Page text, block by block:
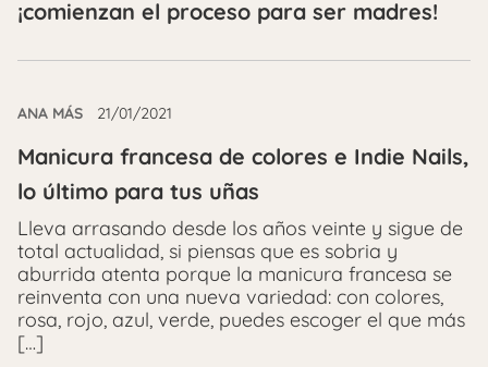
¡comienzan el proceso para ser madres!
ANA MÁS 21/01/2021
Manicura francesa de colores e Indie Nails,
lo último para tus uñas
Lleva arrasando desde los años veinte y sigue de
total actualidad, si piensas que es sobria y
aburrida atenta porque la manicura francesa se
reinventa con una nueva variedad: con colores,
rosa, rojo, azul, verde, puedes escoger el que más
[…]